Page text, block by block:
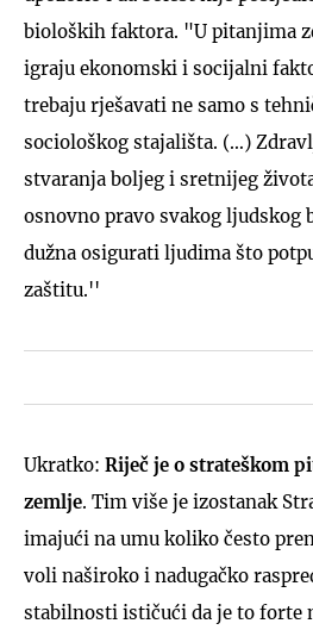
bioloških faktora. "U pitanjima
igraju ekonomski i socijalni
trebaju rješavati ne samo s
sociološkog stajališta. (…)
stvaranja boljeg i sretnijeg
osnovno pravo svakog ljudskog
dužna osigurati ljudima što
zaštitu.''
Ukratko: Riječ je o strateškom
zemlje. Tim više je izostanak
imajući na umu koliko često
voli naširoko i nadugačko
stabilnosti ističući da je to forte